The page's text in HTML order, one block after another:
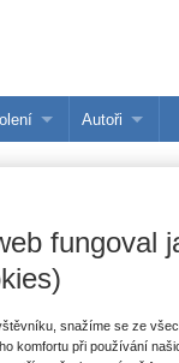
Autoři
Akce
fungoval
snažíme se ze
komfortu při používání